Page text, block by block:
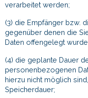
verarbeitet werden;
(3) die Empfänger bzw.
gegenüber denen die
Daten offengelegt
(4) die geplante Dauer
personenbezogenen
hierzu nicht möglich
Speicherdauer;